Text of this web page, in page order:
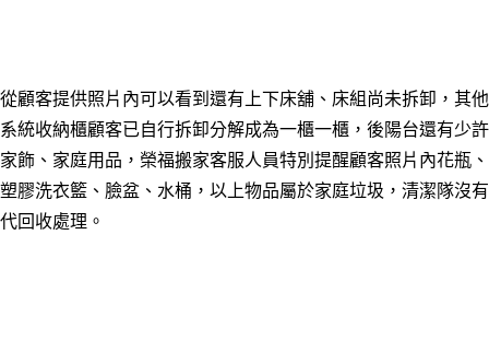
從顧客提供照片內可以看到還有上下床舖、床組尚未拆卸，其他
系統收納櫃顧客已自行拆卸分解成為一櫃一櫃，後陽台還有少許
家飾、家庭用品，榮福搬家客服人員特別提醒顧客照片內花瓶、
塑膠洗衣籃、臉盆、水桶，以上物品屬於家庭垃圾，清潔隊沒有
代回收處理。